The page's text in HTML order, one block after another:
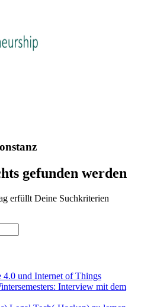
gefunden werden
erfüllt Deine Suchkriterien
4.0 und Internet of Things
Interview mit dem